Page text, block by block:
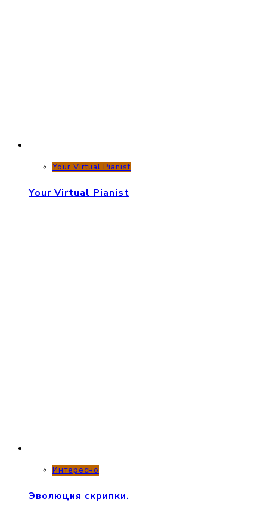
Your Virtual Pianist
Your Virtual Pianist
Интересно
Эволюция скрипки.